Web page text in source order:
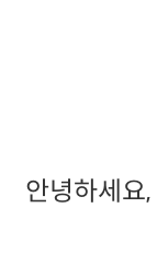
안녕하세요,